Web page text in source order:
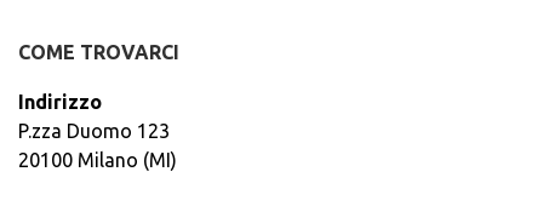
COME TROVARCI
Indirizzo
P.zza Duomo 123
20100 Milano (MI)